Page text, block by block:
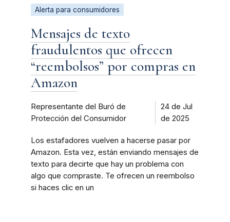
Alerta para consumidores
Mensajes de texto
fraudulentos que ofrecen
“reembolsos” por compras en
Amazon
Representante del Buró de
Protección del Consumidor
24 de Jul
de 2025
Los estafadores vuelven a hacerse pasar por
Amazon. Esta vez, están enviando mensajes de
texto para decirte que hay un problema con
algo que compraste. Te ofrecen un reembolso
si haces clic en un